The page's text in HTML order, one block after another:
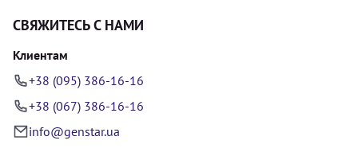
СВЯЖИТЕСЬ С НАМИ
Клиентам
+38 (095) 386-16-16
+38 (067) 386-16-16
info@genstar.ua